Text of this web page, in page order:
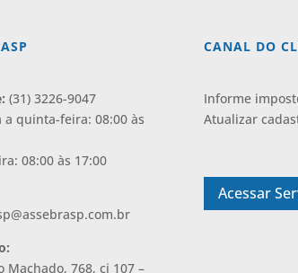
(31) 3226-9047
a quinta-feira: 08:00 às
08:00 às 17:00
Machado, 768, cj 107 –
CANAL DO
Informe
Atualizar
Acessar